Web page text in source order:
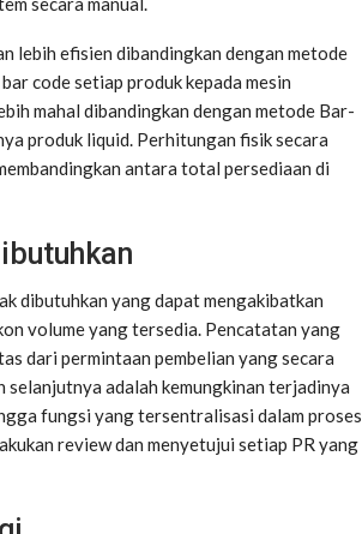
lebih efisien dibandingkan dengan metode
code setiap produk kepada mesin
mahal dibandingkan dengan metode Bar-
produk liquid. Perhitungan fisik secara
antara total persediaan di
dibutuhkan yang dapat mengakibatkan
volume yang tersedia. Pencatatan yang
dari permintaan pembelian yang secara
selanjutnya adalah kemungkinan terjadinya
fungsi yang tersentralisasi dalam proses
review dan menyetujui setiap PR yang